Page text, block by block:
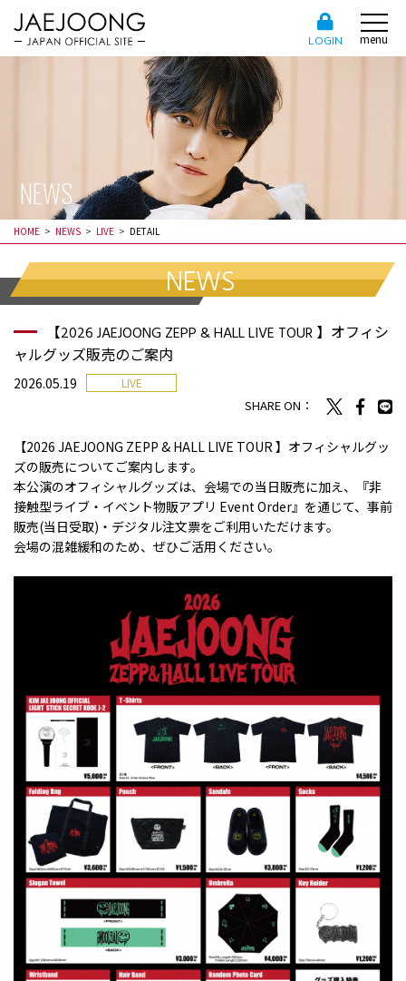
LOGIN menu
NEWS
HOME NEWS LIVE DETAIL
NEWS
【2026 JAEJOONG ZEPP & HALL LIVE TOUR 】オフィシ
ャルグッズ販売のご案内
2026.05.19 LIVE
SHARE ON：
【2026 JAEJOONG ZEPP & HALL LIVE TOUR 】オフィシャルグッ
ズの販売についてご案内します。
本公演のオフィシャルグッズは、会場での当日販売に加え、『非
接触型ライブ・イベント物販アプリ Event Order』を通じて、事前
販売(当日受取)・デジタル注文票をご利用いただけます。
会場の混雑緩和のため、ぜひご活用ください。